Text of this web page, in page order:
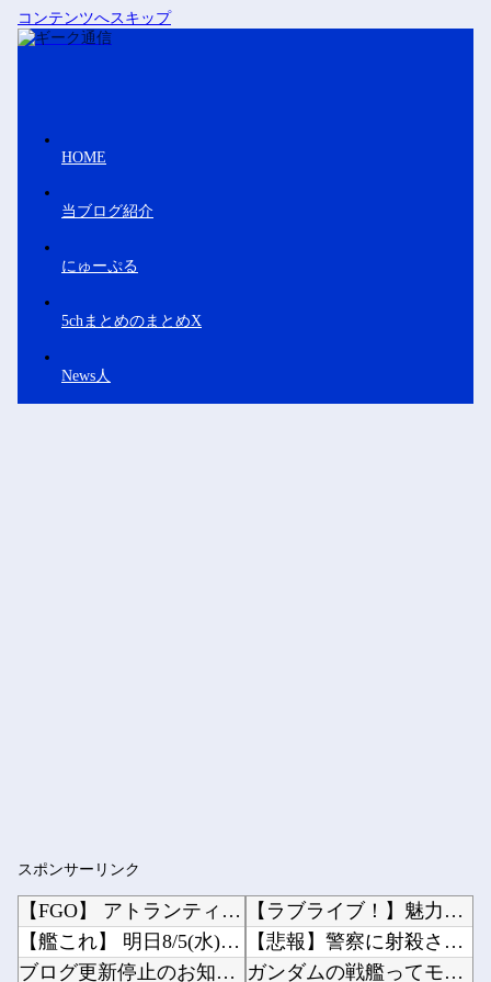
コンテンツへスキップ
HOME
当ブログ紹介
にゅーぷる
5chまとめのまとめX
News人
スポンサーリンク
【FGO】 アトランティス最後のコルデーちゃんイラスト！！ コルデーちゃんよかった....
【艦これ】 明日8/5(水)13時〜16時に短時間メンテを実施予定！
ブログ更新停止のお知らせ
【ラブライブ！】魅力ディスカバー、次は16日にランジュ【虹ヶ咲】他
【悲報】警察に射殺された包丁男、直前に母を亡くし精神的ショックを受けていたと判明他
ガンダムの戦艦ってモビルスーツに簡単に落とされるけど・・・・他